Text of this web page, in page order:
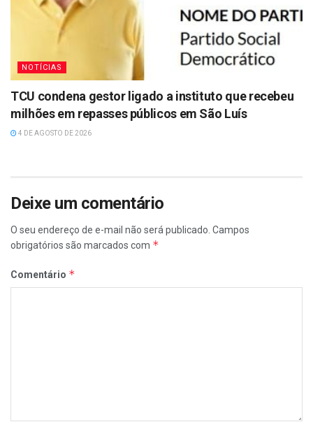
NOTÍCIAS
TCU condena gestor ligado a instituto que recebeu
milhões em repasses públicos em São Luís
4 DE AGOSTO DE 2026
Deixe um comentário
O seu endereço de e-mail não será publicado. Campos
obrigatórios são marcados com *
Comentário *